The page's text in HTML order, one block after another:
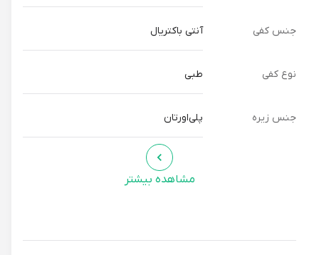
جنس کفی آنتی باکتریال
نوع کفی
جنس زیره پلی‌اورتان
مشاهده بیشتر